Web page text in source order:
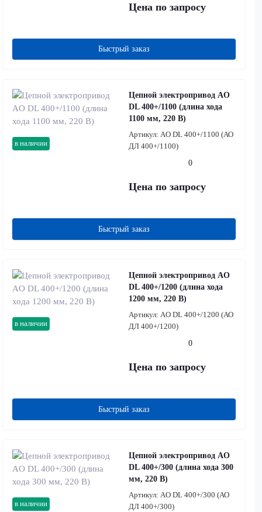
Цена по запросу
Быстрый заказ
в наличии
Цепной электропривод AO
DL 400+/1100 (длина хода
1100 мм, 220 В)
Артикул: AO DL 400+/1100 (АО
ДЛ 400+/1100)
0
Цена по запросу
Быстрый заказ
в наличии
Цепной электропривод AO
DL 400+/1200 (длина хода
1200 мм, 220 В)
Артикул: AO DL 400+/1200 (АО
ДЛ 400+/1200)
0
Цена по запросу
Быстрый заказ
в наличии
Цепной электропривод AO
DL 400+/300 (длина хода 300
мм, 220 В)
Артикул: AO DL 400+/300 (АО
ДЛ 400+/300)